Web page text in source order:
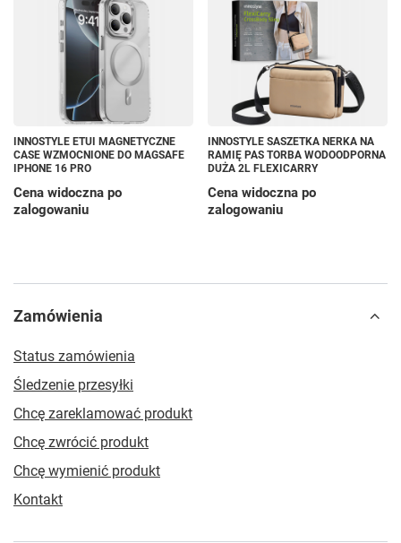
INNOSTYLE ETUI MAGNETYCZNE
CASE WZMOCNIONE DO MAGSAFE
IPHONE 16 PRO
Cena widoczna po
zalogowaniu
INNOSTYLE SASZETKA NERKA NA
RAMIĘ PAS TORBA WODOODPORNA
DUŻA 2L FLEXICARRY
Cena widoczna po
zalogowaniu
Zamówienia
Status zamówienia
Śledzenie przesyłki
Chcę zareklamować produkt
Chcę zwrócić produkt
Chcę wymienić produkt
Kontakt